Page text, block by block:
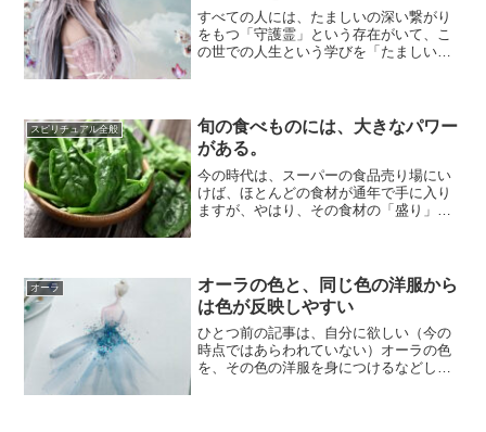
すべての人には、たましいの深い繋がり
をもつ「守護霊」という存在がいて、こ
の世での人生という学びを「たましいの
スピリチュアル全般
旬の食べものには、大きなパワー
がある。
今の時代は、スーパーの食品売り場にい
けば、ほとんどの食材が通年で手に入り
ますが、やはり、その食材の「盛り」
オーラ
オーラの色と、同じ色の洋服から
は色が反映しやすい
ひとつ前の記事は、自分に欲しい（今の
時点ではあらわれていない）オーラの色
を、その色の洋服を身につけるなどし